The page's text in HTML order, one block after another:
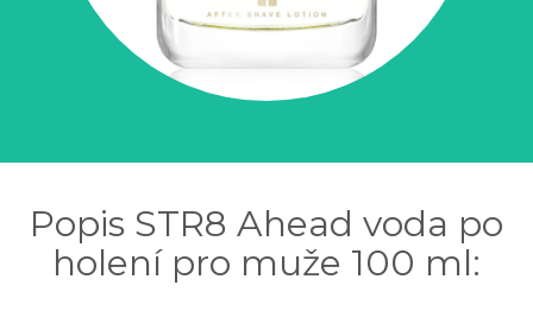
Popis STR8 Ahead voda po
holení pro muže 100 ml: